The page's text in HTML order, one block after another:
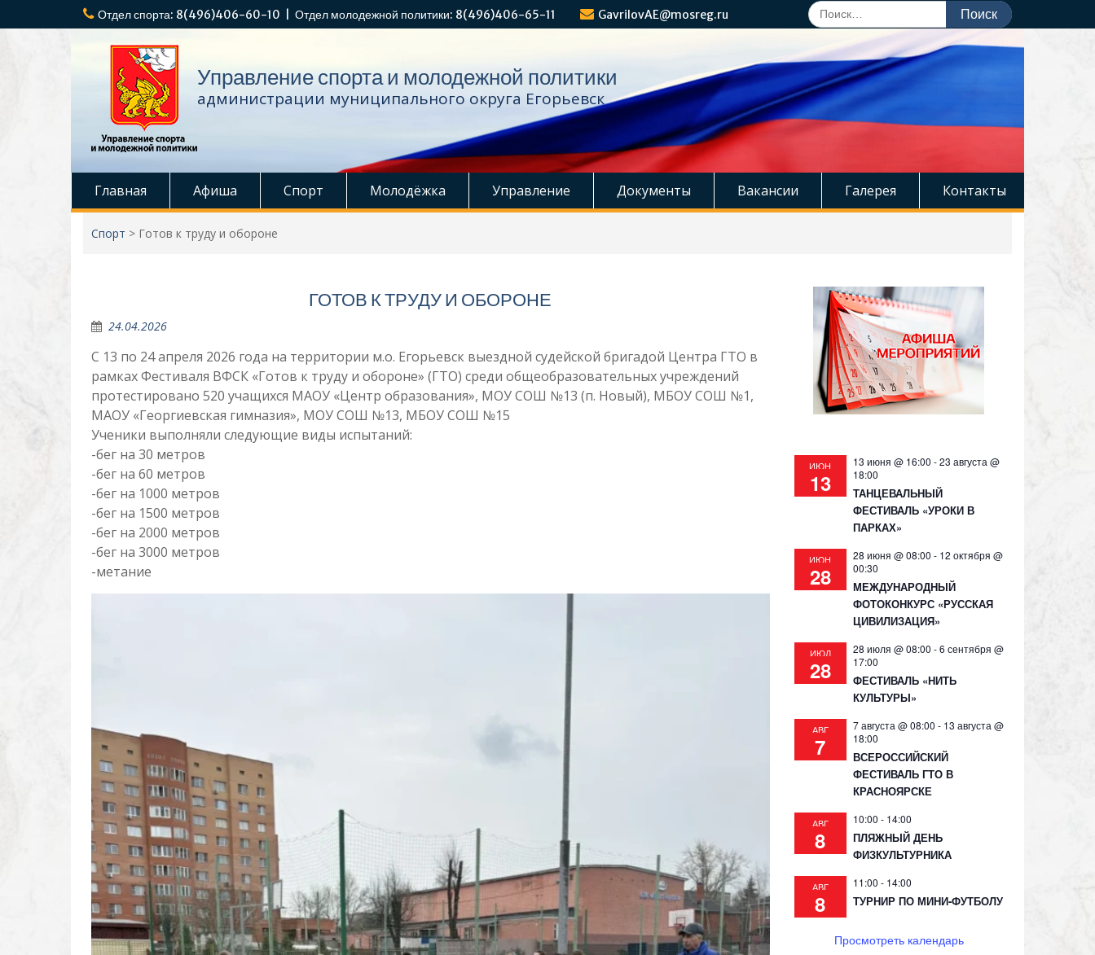
к
Отдел спорта: 8(496)406-60-10 | Отдел молодежной политики: 8(496)406-65-11 GavrilovAE@mosreg.ru
Поиск
по:
Управление спорта и молодежной политики
администрации муниципального округа Егорьевск
Главная Афиша Спорт Молодёжка Управление Документы Вакансии Галерея Контакты
Спорт > Готов к труду и обороне
ГОТОВ К ТРУДУ И ОБОРОНЕ
24.04.2026
С 13 по 24 апреля 2026 года на территории м.о. Егорьевск выездной судейской бригадой Центра ГТО в
рамках Фестиваля ВФСК «Готов к труду и обороне» (ГТО) среди общеобразовательных учреждений
протестировано 520 учащихся МАОУ «Центр образования», МОУ СОШ №13 (п. Новый), МБОУ СОШ №1,
МАОУ «Георгиевская гимназия», МОУ СОШ №13, МБОУ СОШ №15
Ученики выполняли следующие виды испытаний:
-бег на 30 метров
-бег на 60 метров
-бег на 1000 метров
-бег на 1500 метров
-бег на 2000 метров
-бег на 3000 метров
-метание
ИЮН
13
13 июня @ 16:00 -23 августа @
18:00
ТАНЦЕВАЛЬНЫЙ
ФЕСТИВАЛЬ «УРОКИ В
ПАРКАХ»
ИЮН
28
28 июня @ 08:00 - 12 октября @
00:30
МЕЖДУНАРОДНЫЙ
ФОТОКОНКУРС «РУССКАЯ
ЦИВИЛИЗАЦИЯ»
ИЮЛ
28
28 июля @ 08:00 -6 сентября @
17:00
ФЕСТИВАЛЬ «НИТЬ
КУЛЬТУРЫ»
АВГ
7
7 августа @ 08:00 - 13 августа @
18:00
ВСЕРОССИЙСКИЙ
ФЕСТИВАЛЬ ГТО В
КРАСНОЯРСКЕ
АВГ
8
10:00 - 14:00
ПЛЯЖНЫЙ ДЕНЬ
ФИЗКУЛЬТУРНИКА
АВГ
8
11:00 - 14:00
ТУРНИР ПО МИНИ-ФУТБОЛУ
Просмотреть календарь